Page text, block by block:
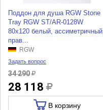
Поддон для душа RGW Stone
Tray RGW ST/AR-0128W
80x120 белый, ассиметричный,
прав...
RGW
Задать вопрос
34 290
28 118
В корзину